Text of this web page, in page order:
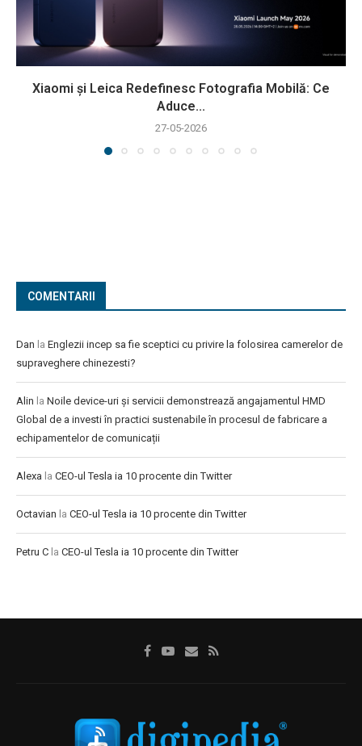
Xiaomi și Leica Redefinesc Fotografia Mobilă: Ce
Aduce...
27-05-2026
COMENTARII
Dan la Englezii incep sa fie sceptici cu privire la folosirea camerelor de
supraveghere chinezesti?
Alin la Noile device-uri și servicii demonstrează angajamentul HMD
Global de a investi în practici sustenabile în procesul de fabricare a
echipamentelor de comunicații
Alexa la CEO-ul Tesla ia 10 procente din Twitter
Octavian la CEO-ul Tesla ia 10 procente din Twitter
Petru C la CEO-ul Tesla ia 10 procente din Twitter